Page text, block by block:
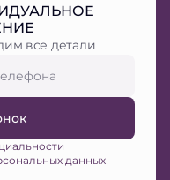
все детали
данных